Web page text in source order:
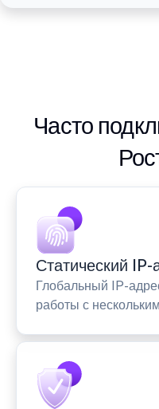
Часто
Статический IP-
Глобальный IP-
работы с